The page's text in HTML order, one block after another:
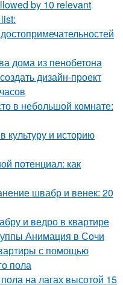
by 10 relevant
дома из пенобетона
дизайн-проект
в небольшой комнате:
культуру и историю
потенциал: как
швабр и венек: 20
и ведро в квартире
Анимация в Сочи
с помощью
пола
на лагах высотой 15